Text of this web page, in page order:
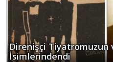
Direnişçi Tiyatromuzun
İsimlerindendi
Doğan Özgüden